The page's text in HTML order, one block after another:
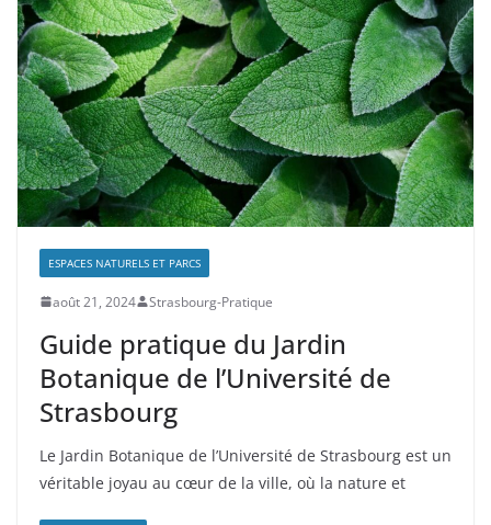
ESPACES NATURELS ET PARCS
août 21, 2024 Strasbourg-Pratique
Guide pratique du Jardin
Botanique de l’Université de
Strasbourg
Le Jardin Botanique de l’Université de Strasbourg est un
véritable joyau au cœur de la ville, où la nature et